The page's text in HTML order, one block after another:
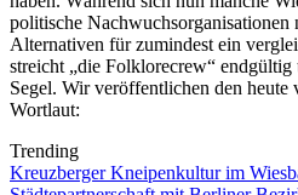
politische Nachwuchsorganisationen
Alternativen für zumindest ein
streicht „die Folklorecrew“
Segel. Wir veröffentlichen den
Wortlaut:
Trending
Kreuzberger Kneipenkultur im